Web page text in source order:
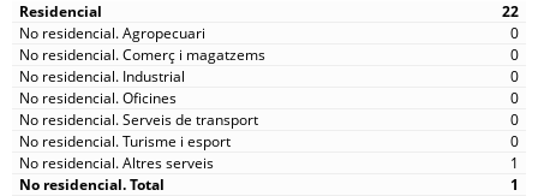
22
0
0
0
0
0
0
1
1